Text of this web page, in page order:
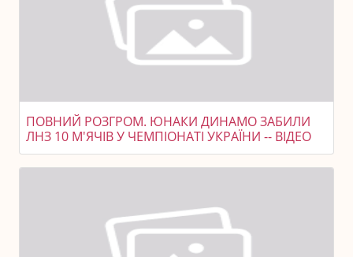
ПОВНИЙ РОЗГРОМ. ЮНАКИ ДИНАМО ЗАБИЛИ
ЛНЗ 10 М'ЯЧІВ У ЧЕМПІОНАТІ УКРАЇНИ -- ВІДЕО